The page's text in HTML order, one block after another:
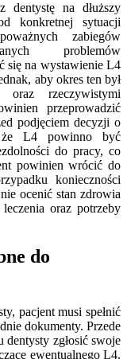
dentystę na dłuższy
konkretnej sytuacji
zabiegów
problemów
się na wystawienie L4
aby okres ten był
oraz rzeczywistymi
przeprowadzić
podjęciem decyzji o
że L4 powinno być
do pracy, co
powinien wrócić do
konieczności
ocenić stan zdrowia
oraz potrzeby
do
pacjent musi spełnić
dokumenty. Przede
zgłosić swoje
ewentualnego L4.